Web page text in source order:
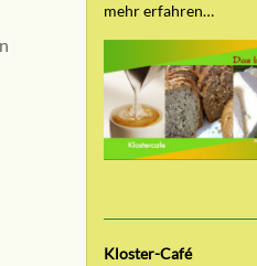
mehr erfahren…
Kloster-Café